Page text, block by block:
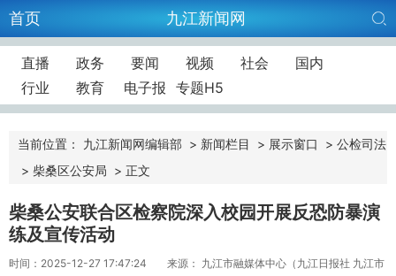
首页 九江新闻网
直播 政务 要闻 视频 社会
国内
行业
教育 电子报 专题H5
当前位置： 九江新闻网编辑部 > 新闻栏目 > 展示窗口 > 公检司法
> 柴桑区公安局 > 正文
柴桑公安联合区检察院深入校园开展反恐防暴演
练及宣传活动
时间：2025-12-27 17:47:24
来源： 九江市融媒体中心（九江日报社 九江市